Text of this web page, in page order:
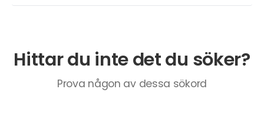
Hittar du inte det du söker?
Prova någon av dessa sökord